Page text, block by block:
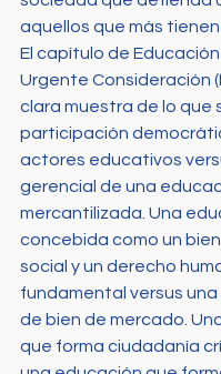
aquellos que más tienen
El capítulo de
Urgente Consideración
clara muestra de lo que
participación
actores educativos
gerencial de una
mercantilizada. Una
concebida como un
social y un derecho
fundamental versus
de bien de mercado.
que forma ciudadanía